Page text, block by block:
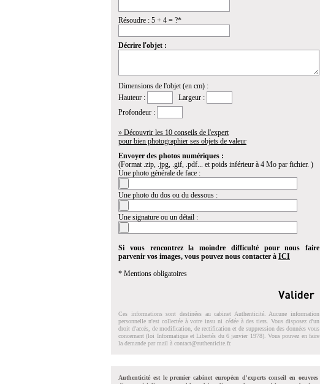
Résoudre : 5 + 4 = ?*
Décrire l'objet :
Dimensions de l'objet (en cm) :
Hauteur :
Largeur :
Profondeur :
» Découvrir les 10 conseils de l'expert
pour bien photographier ses objets de valeur
Envoyer des photos numériques :
(Format .zip, .jpg, .gif, .pdf... et poids inférieur à 4 Mo par fichier. )
Une photo générale de face :
Une photo du dos ou du dessous :
Une signature ou un détail :
Si vous rencontrez la moindre difficulté pour nous faire
parvenir vos images, vous pouvez nous contacter à ICI
* Mentions obligatoires
Ces informations sont destinées au cabinet Authenticité. Aucune information
personnelle n'est collectée à votre insu ni cédée à des tiers. Vous disposez d'un
droit d'accés, de modification, de rectification et de suppression des données vous
concernant (loi Informatique et Libertés du 6 janvier 1978). Vous pouvez en faire
la demande par mail à contact@authenticite.fr.
Authenticité est le premier cabinet européen d'experts conseil en oeuvres